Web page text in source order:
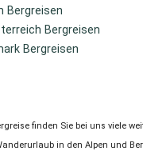
Bergreisen
Bergreisen
Bergreisen
finden Sie bei uns viele
in den Alpen und